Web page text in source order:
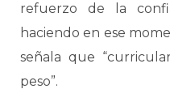
refuerzo de la
haciendo en ese
señala que
peso”.